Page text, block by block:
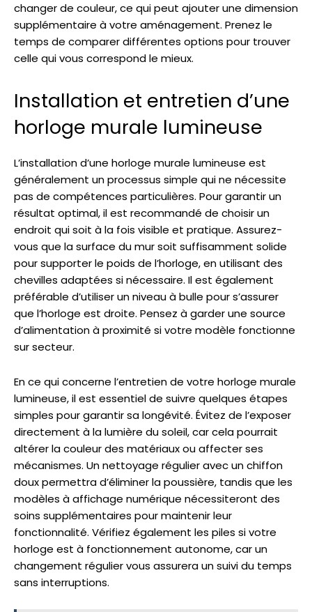
changer de couleur, ce qui peut ajouter une dimension
supplémentaire à votre aménagement. Prenez le
temps de comparer différentes options pour trouver
celle qui vous correspond le mieux.
Installation et entretien d’une
horloge murale lumineuse
L’installation d’une horloge murale lumineuse est
généralement un processus simple qui ne nécessite
pas de compétences particulières. Pour garantir un
résultat optimal, il est recommandé de choisir un
endroit qui soit à la fois visible et pratique. Assurez-
vous que la surface du mur soit suffisamment solide
pour supporter le poids de l’horloge, en utilisant des
chevilles adaptées si nécessaire. Il est également
préférable d’utiliser un niveau à bulle pour s’assurer
que l’horloge est droite. Pensez à garder une source
d’alimentation à proximité si votre modèle fonctionne
sur secteur.
En ce qui concerne l’entretien de votre horloge murale
lumineuse, il est essentiel de suivre quelques étapes
simples pour garantir sa longévité. Évitez de l’exposer
directement à la lumière du soleil, car cela pourrait
altérer la couleur des matériaux ou affecter ses
mécanismes. Un nettoyage régulier avec un chiffon
doux permettra d’éliminer la poussière, tandis que les
modèles à affichage numérique nécessiteront des
soins supplémentaires pour maintenir leur
fonctionnalité. Vérifiez également les piles si votre
horloge est à fonctionnement autonome, car un
changement régulier vous assurera un suivi du temps
sans interruptions.